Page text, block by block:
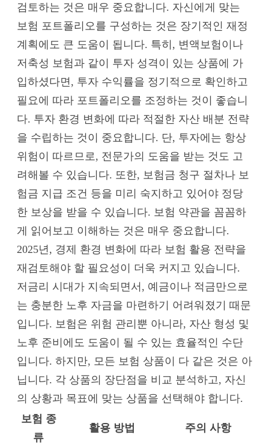
검토하는 것은 매우 중요합니다. 자신에게 맞는
보험 포트폴리오를 구성하는 것은 장기적인 재정
계획에도 큰 도움이 됩니다. 특히, 변액보험이나
저축성 보험과 같이 투자 성격이 있는 상품에 가
입하셨다면, 투자 수익률을 정기적으로 확인하고
필요에 따라 포트폴리오를 조정하는 것이 좋습니
다. 투자 환경 변화에 따라 적절한 자산 배분 전략
을 수립하는 것이 중요합니다. 단, 투자에는 항상
위험이 따르므로, 전문가의 도움을 받는 것도 고
려해볼 수 있습니다. 또한, 보험금 청구 절차나 보
험금 지급 조건 등을 미리 숙지하고 있어야 정당
한 보상을 받을 수 있습니다. 보험 약관을 꼼꼼하
게 읽어보고 이해하는 것은 매우 중요합니다.
2025년, 경제 환경 변화에 따라 보험 활용 전략을
재검토해야 할 필요성이 더욱 커지고 있습니다.
저금리 시대가 지속되면서, 예금이나 적금만으로
는 충분한 노후 자금을 마련하기 어려워졌기 때문
입니다. 보험은 위험 관리뿐 아니라, 자산 형성 및
노후 준비에도 도움이 될 수 있는 효율적인 수단
입니다. 하지만, 모든 보험 상품이 다 같은 것은 아
닙니다. 각 상품의 장단점을 비교 분석하고, 자신
의 상황과 목표에 맞는 상품을 선택해야 합니다.
보험 종
류
활용 방법 주의 사항